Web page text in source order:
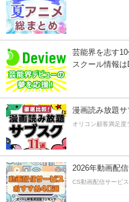
芸能界を志す
スクール情報は
漫画読み放題サ
オリコン顧客満足度
2026年動画配
CS動画配信サービ